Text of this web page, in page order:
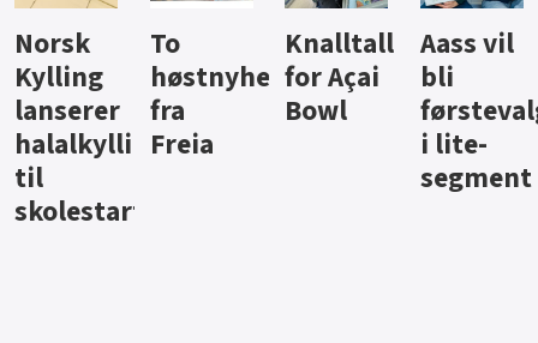
Knalltall
for Açai
Bowl
Aass vil
bli
førstevalg
i lite-
Brus og
jus fra
Berentsen
Hard
iste fra
Hansa